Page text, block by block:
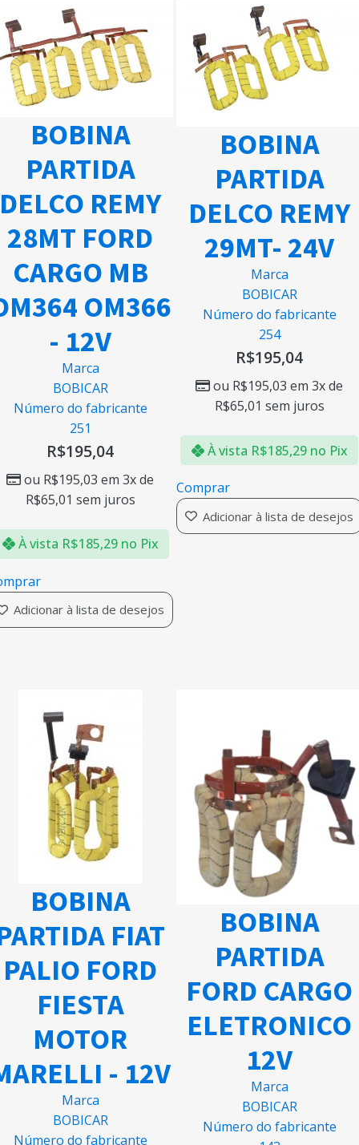
BOBINA
PARTIDA
DELCO REMY
28MT FORD
CARGO MB
OM366
- 12V
Marca
BOBICAR
Número do fabricante
251
R$195,04
ou R$195,03 em 3x de
R$65,01 sem juros
À vista R$185,29 no Pix
Adicionar à lista de desejos
BOBINA
PARTIDA
DELCO REMY
29MT- 24V
Marca
BOBICAR
Número do fabricante
254
R$195,04
ou R$195,03 em 3x de
R$65,01 sem juros
À vista R$185,29 no Pix
Comprar
Adicionar à lista de desejos
BOBINA
FIAT
PALIO FORD
FIESTA
MOTOR
- 12V
Marca
BOBICAR
Número do fabricante
BOBINA
PARTIDA
FORD CARGO
ELETRONICO
12V
Marca
BOBICAR
Número do fabricante